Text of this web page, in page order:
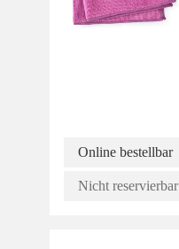
Online bestellbar
Nicht reservierbar